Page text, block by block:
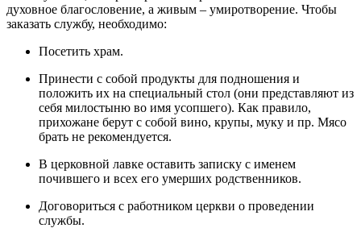
духовное благословение, а живым – умиротворение. Чтобы
заказать службу, необходимо:
Посетить храм.
Принести с собой продукты для подношения и
положить их на специальный стол (они представляют из
себя милостыню во имя усопшего). Как правило,
прихожане берут с собой вино, крупы, муку и пр. Мясо
брать не рекомендуется.
В церковной лавке оставить записку с именем
почившего и всех его умерших родственников.
Договориться с работником церкви о проведении
службы.